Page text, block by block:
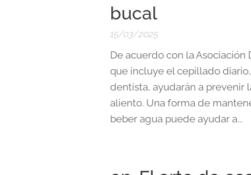
bucal
15/03/2025
De acuerdo con la
que incluye el cepillado
dentista, ayudarán a prevenir
aliento. Una forma de
beber agua puede ayudar a...